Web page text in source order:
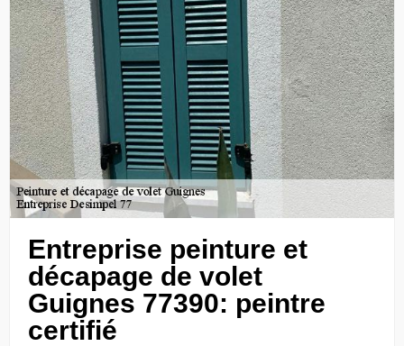
Entreprise peinture et
décapage de volet
Guignes 77390: peintre
certifié